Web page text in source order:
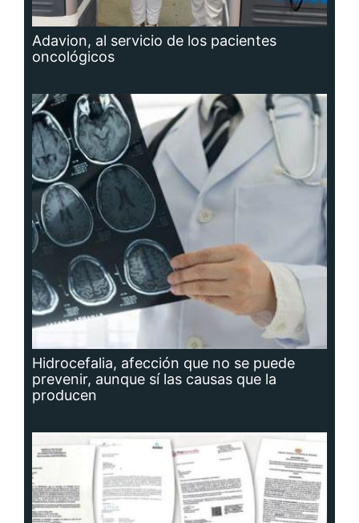
Adavion, al servicio de los pacientes
oncológicos
Hidrocefalia, afección que no se puede
prevenir, aunque sí las causas que la
producen